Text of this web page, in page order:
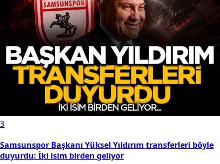
3
Samsunspor Başkanı Yüksel Yıldırım transferleri böyle
duyurdu: İki isim birden geliyor